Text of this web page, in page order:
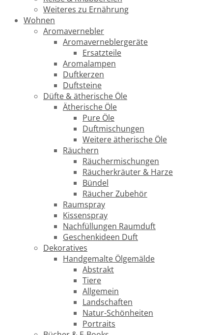
Weiteres zu Ernährung
Wohnen
Aromavernebler
Aromaverneblergeräte
Ersatzteile
Aromalampen
Duftkerzen
Duftsteine
Düfte & ätherische Öle
Ätherische Öle
Pure Öle
Duftmischungen
Weitere ätherische Öle
Räuchern
Räuchermischungen
Räucherkräuter & Harze
Bündel
Räucher Zubehör
Raumspray
Kissenspray
Nachfüllungen Raumduft
Geschenkideen Duft
Dekoratives
Handgemalte Ölgemälde
Abstrakt
Tiere
Allgemein
Landschaften
Natur-Schönheiten
Portraits